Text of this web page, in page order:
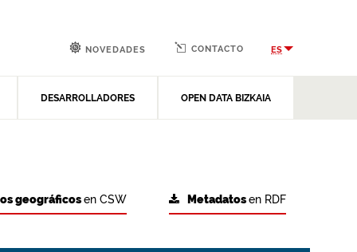
DESARROLLADORES OPEN DATA BIZKAIA
NOVEDADES CONTACTO ES
Metadatosen RDF
geográficosen CSW